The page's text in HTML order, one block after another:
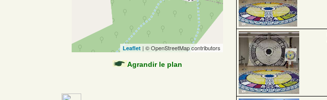
Leaflet | © OpenStreetMap contributors
Agrandir le plan